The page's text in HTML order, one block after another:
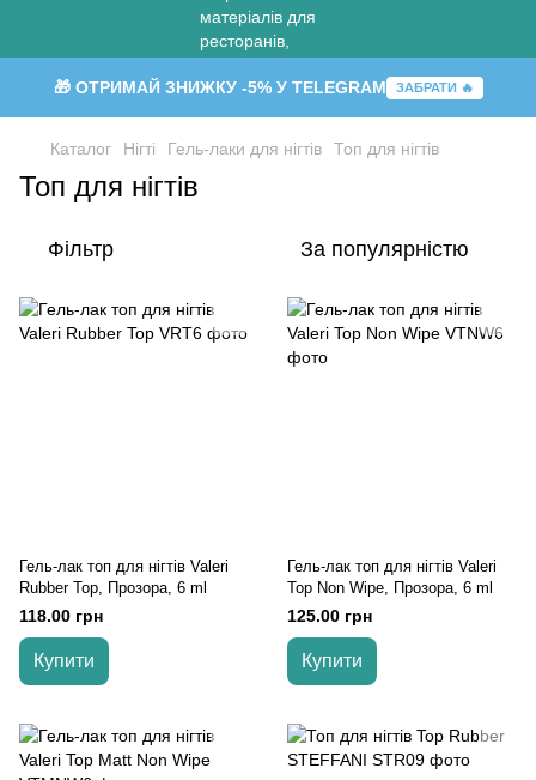
🎁 ОТРИМАЙ ЗНИЖКУ -5% У TELEGRAM ЗАБРАТИ 🔥
Каталог Нігті Гель-лаки для нігтів Топ для нігтів
Топ для нігтів
Фільтр За популярністю
Гель-лак топ для нігтів Valeri
Rubber Top, Прозора, 6 ml
118.00 грн
Купити
Гель-лак топ для нігтів Valeri
Top Non Wipe, Прозора, 6 ml
125.00 грн
Купити